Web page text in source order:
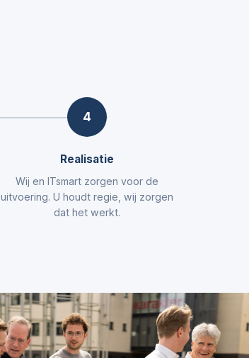
4
Realisatie
Wij en ITsmart zorgen voor de
uitvoering. U houdt regie, wij zorgen
dat het werkt.